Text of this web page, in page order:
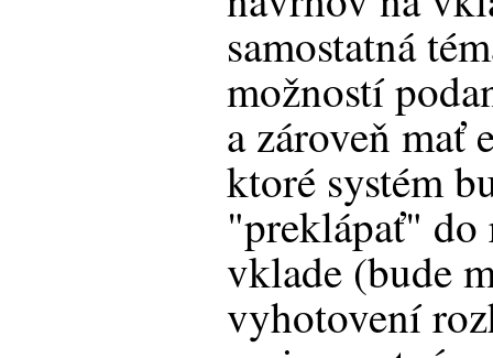
samostatná
možností
a zároveň mať
ktoré systém
"preklápať"
vklade (bude
vyhotovení